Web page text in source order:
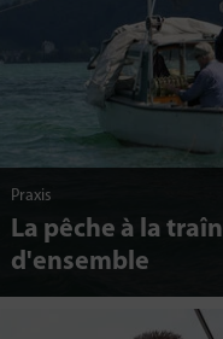
Praxis
La pêche à la
d'ensemble